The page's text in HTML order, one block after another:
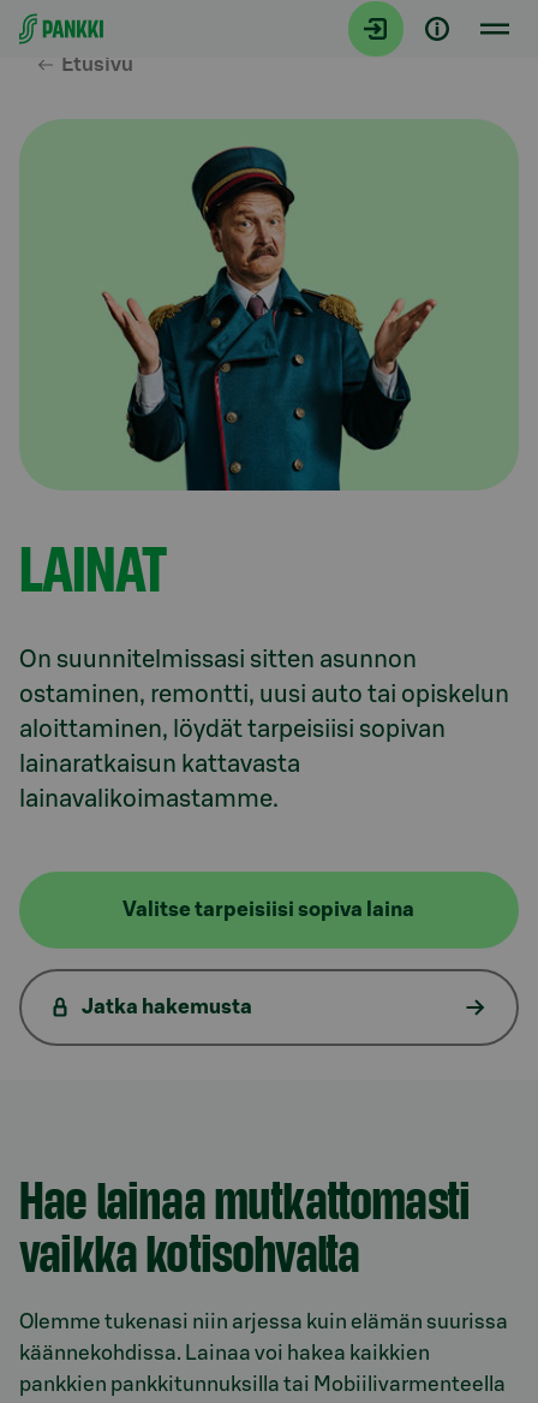
Siirry suoraan sisältöön
Etusivu
LAINAT
On suunnitelmissasi sitten asunnon
ostaminen, remontti, uusi auto tai opiskelun
aloittaminen, löydät tarpeisiisi sopivan
lainaratkaisun kattavasta
lainavalikoimastamme.
Valitse tarpeisiisi sopiva laina
Jatka hakemusta
Hae lainaa mut­kat­to­mas­ti
vaikka ko­ti­soh­val­ta
Olemme tukenasi niin arjessa kuin elämän suurissa
käännekohdissa. Lainaa voi hakea kaikkien
pankkien pankkitunnuksilla tai Mobiilivarmenteella